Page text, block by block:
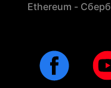
Ethereum -